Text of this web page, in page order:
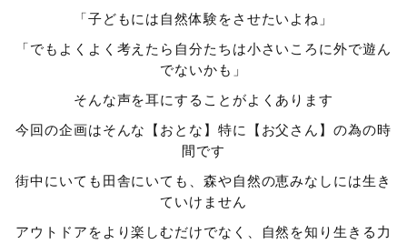
「子どもには自然体験をさせたいよね」
「でもよくよく考えたら自分たちは小さいころに外で遊ん
でないかも」
そんな声を耳にすることがよくあります
今回の企画はそんな【おとな】特に【お父さん】の為の時
間です
街中にいても田舎にいても、森や自然の恵みなしには生き
ていけません
アウトドアをより楽しむだけでなく、自然を知り生きる力